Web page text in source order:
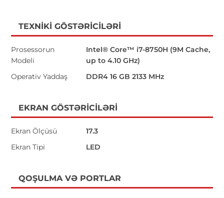
TEXNIKI GÖSTƏRICILƏRI
Prosessorun
Modeli
Intel® Core™ i7-8750H (9M Cache,
up to 4.10 GHz)
Operativ Yaddaş
DDR4 16 GB 2133 MHz
EKRAN GÖSTƏRICILƏRI
Ekran Ölçüsü
17.3
Ekran Tipi
LED
QOŞULMA VƏ PORTLAR